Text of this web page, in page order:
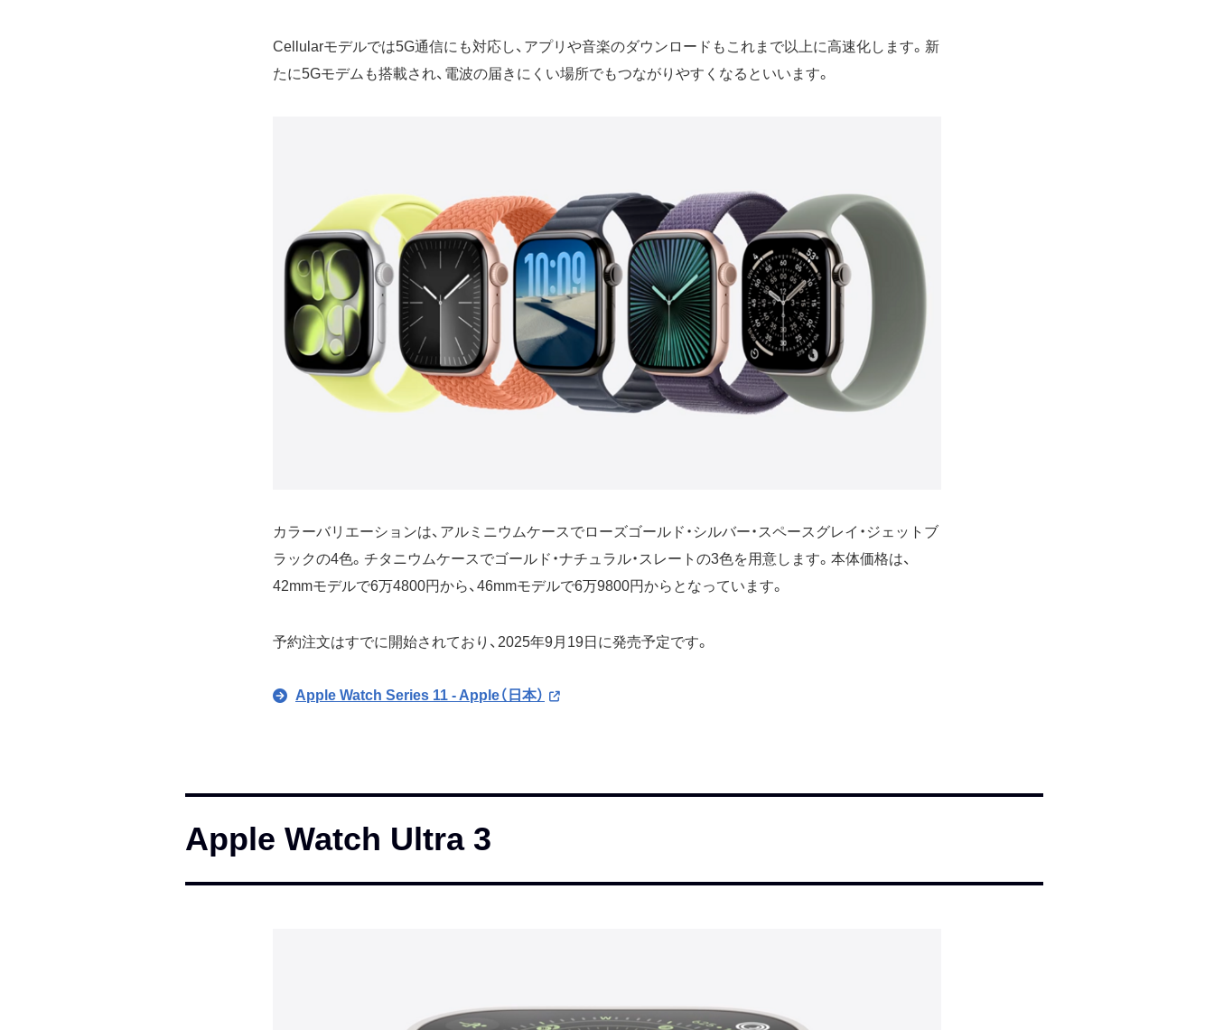
Cellularモデルでは5G通信にも対応し、アプリや音楽のダウンロードもこれまで以上に高速化します。新
たに5Gモデムも搭載され、電波の届きにくい場所でもつながりやすくなるといいます。
カラーバリエーションは、アルミニウムケースでローズゴールド・シルバー・スペースグレイ・ジェットブ
ラックの4色。チタニウムケースでゴールド・ナチュラル・スレートの3色を用意します。本体価格は、
42mmモデルで6万4800円から、46mmモデルで6万9800円からとなっています。
予約注文はすでに開始されており、2025年9月19日に発売予定です。
Apple Watch Series 11 - Apple（日本）
Apple Watch Ultra 3